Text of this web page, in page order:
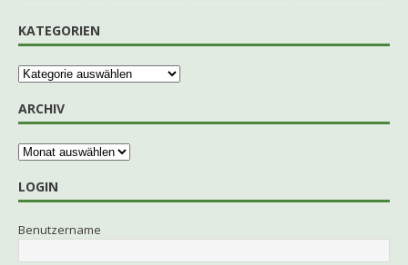
KATEGORIEN
ARCHIV
LOGIN
Benutzername